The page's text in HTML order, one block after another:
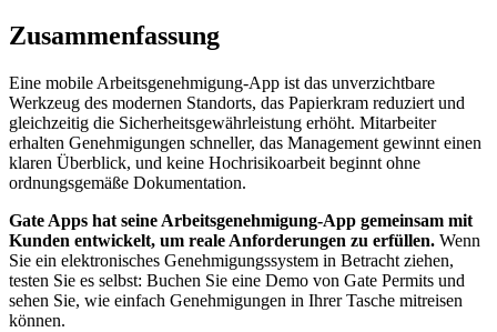
Zusammenfassung
Eine mobile Arbeitsgenehmigung-App ist das unverzichtbare
Werkzeug des modernen Standorts, das Papierkram reduziert und
gleichzeitig die Sicherheitsgewährleistung erhöht. Mitarbeiter
erhalten Genehmigungen schneller, das Management gewinnt einen
klaren Überblick, und keine Hochrisikoarbeit beginnt ohne
ordnungsgemäße Dokumentation.
Gate Apps hat seine Arbeitsgenehmigung-App gemeinsam mit
Kunden entwickelt, um reale Anforderungen zu erfüllen. Wenn
Sie ein elektronisches Genehmigungssystem in Betracht ziehen,
testen Sie es selbst: Buchen Sie eine Demo von Gate Permits und
sehen Sie, wie einfach Genehmigungen in Ihrer Tasche mitreisen
können.